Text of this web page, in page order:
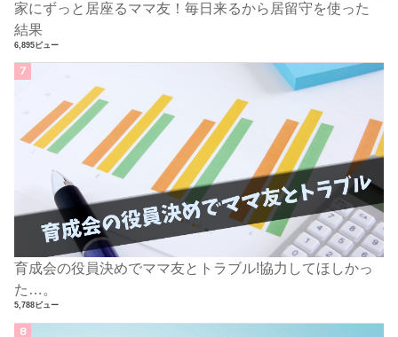
家にずっと居座るママ友！毎日来るから居留守を使った
結果
6,895ビュー
育成会の役員決めでママ友とトラブル!協力してほしかっ
た…。
5,788ビュー